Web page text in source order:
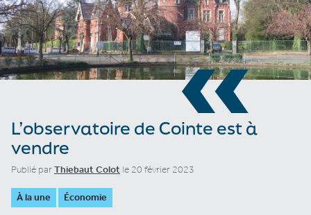
«
L’observatoire de Cointe est à
vendre
Publié parThiebaut Colot le 20 février 2023
À la une Économie